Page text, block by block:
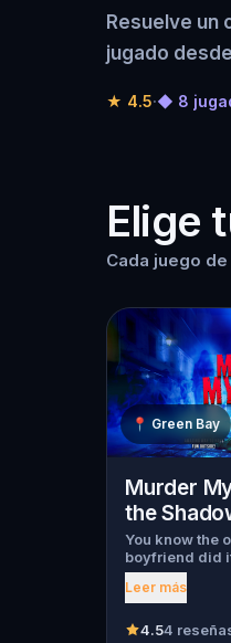
Resuelve un
jugado
★ 4.5·◆ 8
Elige
Cada juego
📍 Green Bay
Murder
the
You know the
boyfriend did
night, love
Bella
found dead
Leer más
4.54